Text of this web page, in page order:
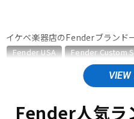
キーボード
管楽器
イケベ楽器店のFenderブランド
Fender USA Fender Custom
Fender Made in Japan
Fender
Fender人気ラ